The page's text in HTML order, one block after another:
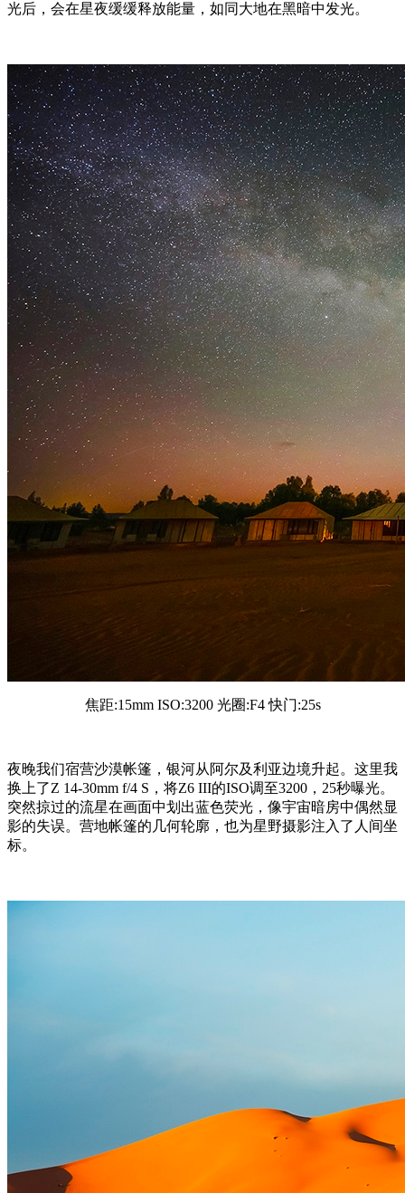
光后，会在星夜缓缓释放能量，如同大地在黑暗中发光。
焦距:15mm ISO:3200 光圈:F4 快门:25s
夜晚我们宿营沙漠帐篷，银河从阿尔及利亚边境升起。这里我
换上了Z 14-30mm f/4 S，将Z6 III的ISO调至3200，25秒曝光。
突然掠过的流星在画面中划出蓝色荧光，像宇宙暗房中偶然显
影的失误。营地帐篷的几何轮廓，也为星野摄影注入了人间坐
标。